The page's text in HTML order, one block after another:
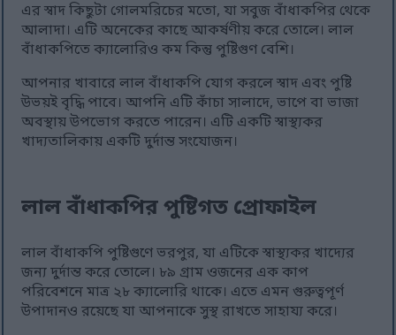
এর স্বাদ কিছুটা গোলমরিচের মতো, যা সবুজ বাঁধাকপির থেকে
আলাদা। এটি অনেকের কাছে আকর্ষণীয় করে তোলে। লাল
বাঁধাকপিতে ক্যালোরিও কম কিন্তু পুষ্টিগুণ বেশি।
আপনার খাবারে লাল বাঁধাকপি যোগ করলে স্বাদ এবং পুষ্টি
উভয়ই বৃদ্ধি পাবে। আপনি এটি কাঁচা সালাদে, ভাপে বা ভাজা
অবস্থায় উপভোগ করতে পারেন। এটি একটি স্বাস্থ্যকর
খাদ্যতালিকায় একটি দুর্দান্ত সংযোজন।
লাল বাঁধাকপির পুষ্টিগত প্রোফাইল
লাল বাঁধাকপি পুষ্টিগুণে ভরপুর, যা এটিকে স্বাস্থ্যকর খাদ্যের
জন্য দুর্দান্ত করে তোলে। ৮৯ গ্রাম ওজনের এক কাপ
পরিবেশনে মাত্র ২৮ ক্যালোরি থাকে। এতে এমন গুরুত্বপূর্ণ
উপাদানও রয়েছে যা আপনাকে সুস্থ রাখতে সাহায্য করে।